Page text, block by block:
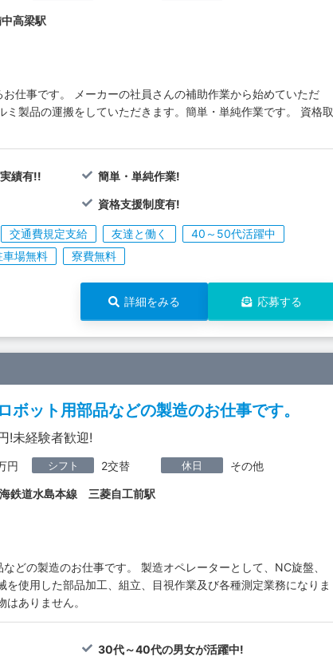
高梁駅
仕事です。 メーカーの社員さんの補助作業から始めていただ
製品の運搬をしていただきます。簡単・単純作業です。 資格取
績有!! 簡単・単純作業!
資格支援制度有!
交通費規定支給 友達と働く
40～50代活躍中
車場無料 寮費無料
詳細をみる 応募する
ボット用部品などの製造のお仕事です。
!未経験者歓迎!
円 シフト 2交替 休日 その他
鉄道水島本線 三菱自工前駅
どの製造のお仕事です。 製造オペレーターとして、NC旋盤、
使用した部品加工、組立、目視作業及び各種測定業務になりま
ありません。
30代～40代の男女が活躍中!